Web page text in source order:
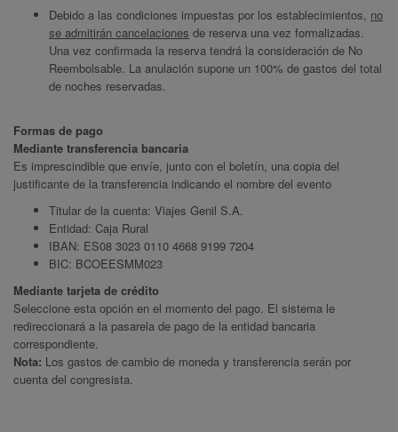
Debido a las condiciones impuestas por los establecimientos, no
se admitirán cancelaciones de reserva una vez formalizadas.
Una vez confirmada la reserva tendrá la consideración de No
Reembolsable. La anulación supone un 100% de gastos del total
de noches reservadas.
Formas de pago
Mediante transferencia bancaria
Es imprescindible que envíe, junto con el boletín, una copia del
justificante de la transferencia indicando el nombre del evento
Titular de la cuenta: Viajes Genil S.A.
Entidad: Caja Rural
IBAN: ES08 3023 0110 4668 9199 7204
BIC: BCOEESMM023
Mediante tarjeta de crédito
Seleccione esta opción en el momento del pago. El sistema le
redireccionará a la pasarela de pago de la entidad bancaria
correspondiente.
Nota: Los gastos de cambio de moneda y transferencia serán por
cuenta del congresista.